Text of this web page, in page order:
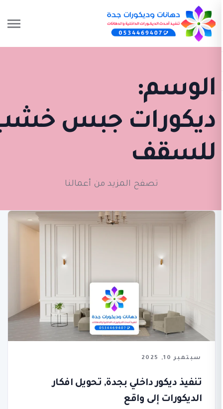
جبس خشب
تصفح المزيد من أعمالنا
سبتمبر 10, 2025
تنفيذ ديكور داخلي بجدة, تحويل افكار
الديكورات إلى واقع